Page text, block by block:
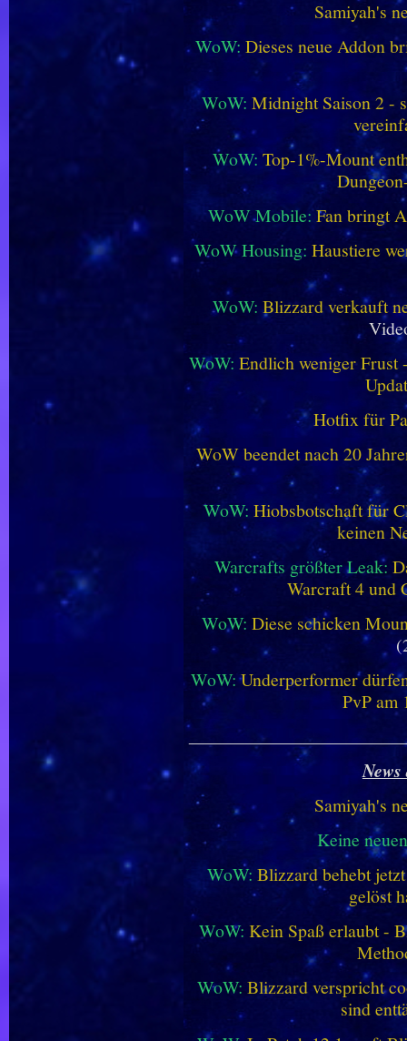
Samiyah's
WoW: Dieses neue Addon
WoW: Midnight Saison 2 -
WoW: Top-1%-Mount
WoW Mobile: Fan bringt
WoW Housing: Haustiere
WoW: Blizzard verkauft
WoW: Endlich weniger
Hotfix für
WoW beendet nach 20
WoW: Hiobsbotschaft für
keinen
Warcrafts größter Leak:
Warcraft 4 und
WoW: Diese schicken
WoW: Underperformer
PvP am
Samiyah's
Keine
WoW: Blizzard behebt
gelöst
WoW: Kein Spaß erlaubt -
WoW: Blizzard verspricht
sind